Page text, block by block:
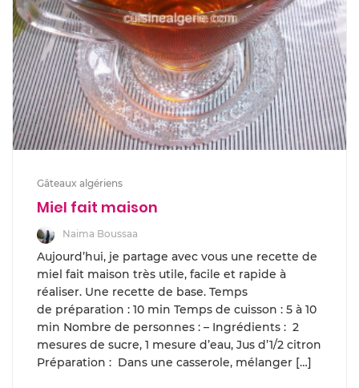
Gâteaux algériens
Miel fait maison
Naima Boussaa
Aujourd’hui, je partage avec vous une recette de
miel fait maison très utile, facile et rapide à
réaliser. Une recette de base. Temps
de préparation : 10 min Temps de cuisson : 5 à 10
min Nombre de personnes : – Ingrédients : 2
mesures de sucre, 1 mesure d’eau, Jus d’1/2 citron
Préparation : Dans une casserole, mélanger […]